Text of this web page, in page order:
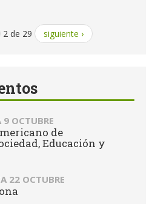
2 de 29 siguiente ›
9 OCTUBRE
de
Educación y
22 OCTUBRE